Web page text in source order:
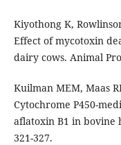
Kiyothong K,
Effect of mycotoxin
dairy cows. Animal
Kuilman MEM, Maas
Cytochrome P450-
aflatoxin B1 in bovine
321-327.